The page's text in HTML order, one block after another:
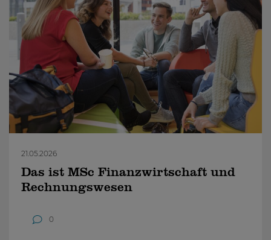
21.05.2026
Das ist MSc Finanzwirtschaft und
Rechnungswesen
0